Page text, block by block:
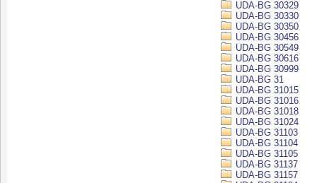
UDA-BG 30329
UDA-BG 30330
UDA-BG 30350
UDA-BG 30456
UDA-BG 30549
UDA-BG 30616
UDA-BG 30999
UDA-BG 31
UDA-BG 31015
UDA-BG 31016
UDA-BG 31018
UDA-BG 31024
UDA-BG 31103
UDA-BG 31104
UDA-BG 31105
UDA-BG 31137
UDA-BG 31157